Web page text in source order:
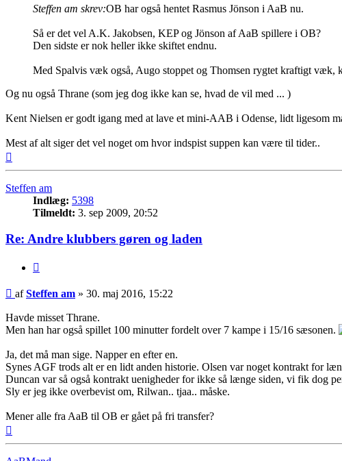
Steffen am skrev:OB har også hentet Rasmus Jönson i AaB nu.
Så er det vel A.K. Jakobsen, KEP og Jönson af AaB spillere i OB?
Den sidste er nok heller ikke skiftet endnu.
Med Spalvis væk også, Augo stoppet og Thomsen rygtet kraftigt væk,
Og nu også Thrane (som jeg dog ikke kan se, hvad de vil med ... )
Kent Nielsen er godt igang med at lave et mini-AAB i Odense, lidt ligesom
Mest af alt siger det vel noget om hvor indspist suppen kan være til tider..
Steffen am
Indlæg: 5398
Tilmeldt: 3. sep 2009, 20:52
Re: Andre klubbers gøren og laden
Indlæg
afSteffen am » 30. maj 2016, 15:22
Havde misset Thrane.
Men han har også spillet 100 minutter fordelt over 7 kampe i 15/16 sæsonen.
Ja, det må man sige. Napper en efter en.
Synes AGF trods alt er en lidt anden historie. Olsen var noget kontrakt for
Duncan var så også kontrakt uenigheder for ikke så længe siden, vi fik dog
Sly er jeg ikke overbevist om, Rilwan.. tjaa.. måske.
Mener alle fra AaB til OB er gået på fri transfer?